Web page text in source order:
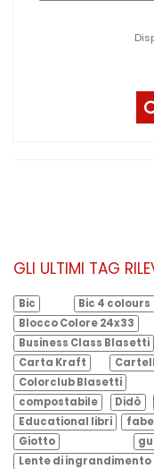
GLI ULTIMI TAG
Bic Bic 4 colours
Blocco Colore 24x33
Business Class Blasetti
Carta Kraft
Colorclub Blasetti
compostabile
Didò
Educational libri
Giotto
Lente di ingrandimento